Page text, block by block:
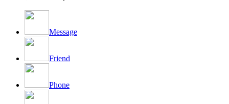
Message
Friend
Phone